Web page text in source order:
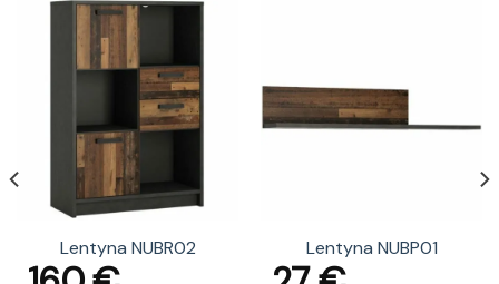
Lentyna NUBR02 Lentyna NUBP01